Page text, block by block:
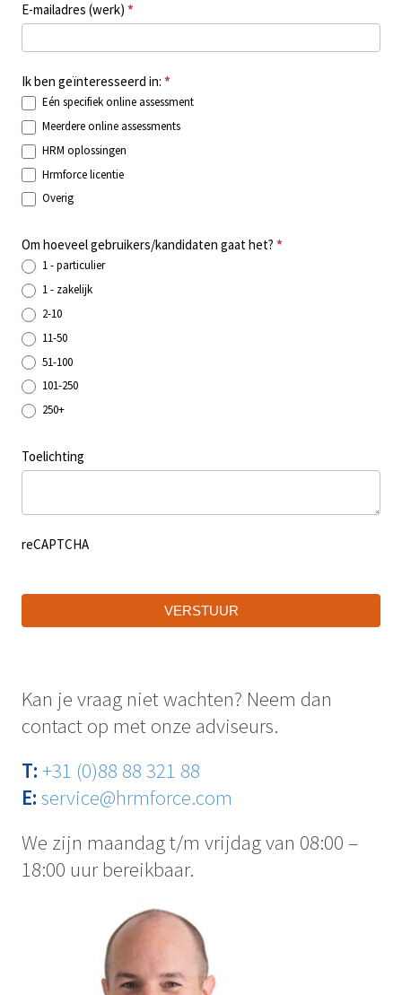
E-mailadres (werk) *
Ik ben geïnteresseerd in: *
Eén specifiek online assessment
Meerdere online assessments
HRM oplossingen
Hrmforce licentie
Overig
Om hoeveel gebruikers/kandidaten gaat het? *
1 - particulier
1 - zakelijk
2-10
11-50
51-100
101-250
250+
Toelichting
reCAPTCHA
VERSTUUR
Kan je vraag niet wachten? Neem dan
contact op met onze adviseurs.
T: +31 (0)88 88 321 88
E: service@hrmforce.com
We zijn maandag t/m vrijdag van 08:00 –
18:00 uur bereikbaar.